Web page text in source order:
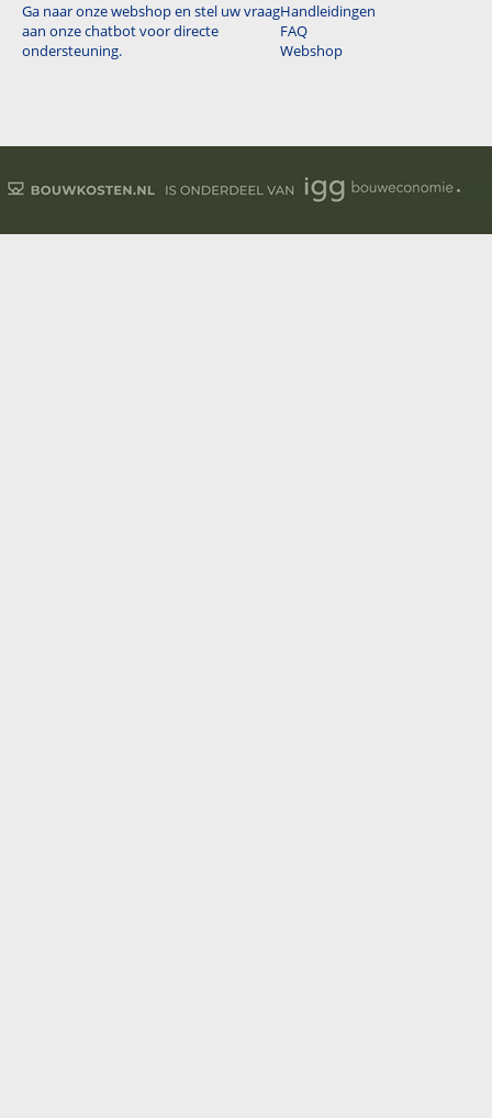
Ga naar onze webshop en stel uw vraag
aan onze chatbot voor directe
ondersteuning.
Handleidingen
FAQ
Webshop